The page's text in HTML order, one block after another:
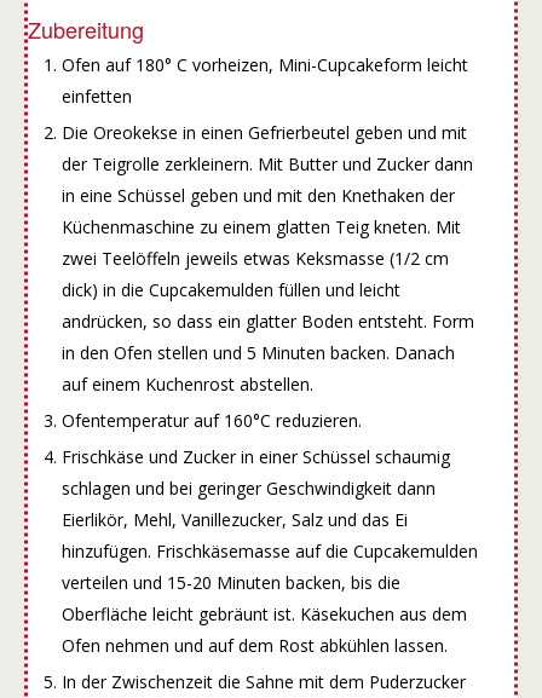
Zubereitung
Ofen auf 180° C vorheizen, Mini-Cupcakeform leicht
einfetten
Die Oreokekse in einen Gefrierbeutel geben und mit
der Teigrolle zerkleinern. Mit Butter und Zucker dann
in eine Schüssel geben und mit den Knethaken der
Küchenmaschine zu einem glatten Teig kneten. Mit
zwei Teelöffeln jeweils etwas Keksmasse (1/2 cm
dick) in die Cupcakemulden füllen und leicht
andrücken, so dass ein glatter Boden entsteht. Form
in den Ofen stellen und 5 Minuten backen. Danach
auf einem Kuchenrost abstellen.
Ofentemperatur auf 160°C reduzieren.
Frischkäse und Zucker in einer Schüssel schaumig
schlagen und bei geringer Geschwindigkeit dann
Eierlikör, Mehl, Vanillezucker, Salz und das Ei
hinzufügen. Frischkäsemasse auf die Cupcakemulden
verteilen und 15-20 Minuten backen, bis die
Oberfläche leicht gebräunt ist. Käsekuchen aus dem
Ofen nehmen und auf dem Rost abkühlen lassen.
In der Zwischenzeit die Sahne mit dem Puderzucker